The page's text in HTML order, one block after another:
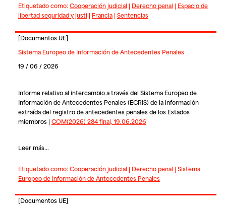
Etiquetado como:Cooperación judicial | Derecho penal | Espacio de
libertad seguridad y justi| Francia| Sentencias
[Documentos UE]
Sistema Europeo de Información de Antecedentes Penales
19 / 06 / 2026
Informe relativo al intercambio a través del Sistema Europeo de
Información de Antecedentes Penales (ECRIS) de la información
extraída del registro de antecedentes penales de los Estados
miembros | COM(2026) 284 final, 19.06.2026
Leer más...
Etiquetado como:Cooperación judicial | Derecho penal | Sistema
Europeo de Información de Antecedentes Penales
[Documentos UE]